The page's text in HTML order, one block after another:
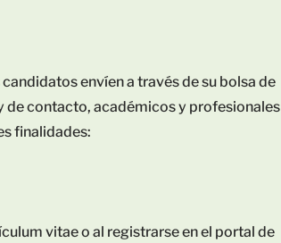
candidatos envíen a través de su bolsa de
contacto, académicos y profesionales
finalidades:
vitae o al registrarse en el portal de